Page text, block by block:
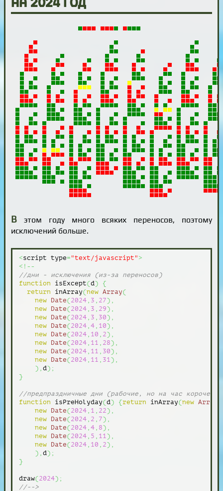
на 2024 год
В этом году много всяких переносов, поэтому
исключений больше.
<script type= "text/javascript" >
<!--
//дни - исключения (из-за переносов)
function isExcept(d)
{
return inArray(new Array(
new
Date(2024, 3 , 27) ,
new
Date(2024, 3 , 29) ,
new
Date(2024, 3 , 30) ,
new
Date(2024, 4, 10) ,
new
Date(2024, 10 , 2) ,
new
Date(2024, 11 , 28) ,
new
Date(2024, 11 , 30) ,
new
Date(2024, 11 , 31) ,
) , d) ;
}
//предпраздничные дни (рабочие, но на час короче)
function isPreHolyday(d) {return inArray(new Array
new
Date(2024, 1 , 22) ,
new
Date(2024, 2 , 7) ,
new
Date(2024, 4, 8) ,
new
Date(2024, 5 , 11) ,
new
Date(2024, 10 , 2) ,
) , d) ;
}
draw(2024) ;
//-->